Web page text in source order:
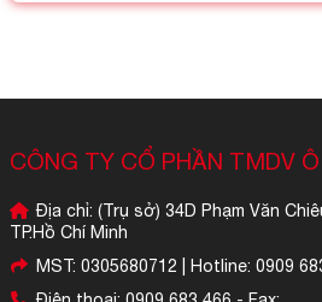
CÔNG TY CỔ PHẦN TMDV
Địa chỉ: (Trụ sở) 34D Phạm Văn
TP.Hồ Chí Minh
MST: 0305680712 | Hotline: 0909